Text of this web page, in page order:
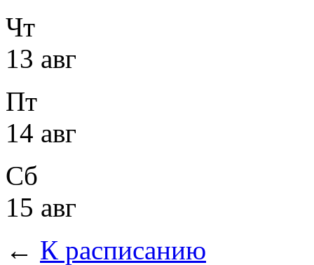
Чт
13 авг
Пт
14 авг
Сб
15 авг
← К расписанию